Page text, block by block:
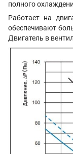
полного
Работает на
обеспечивают
Двигатель в